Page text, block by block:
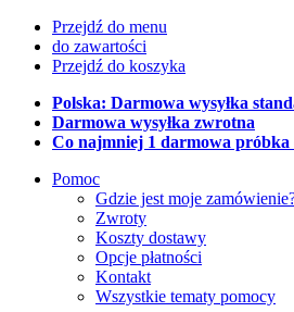
Przejdź do menu
do zawartości
Przejdź do koszyka
Polska: Darmowa wysyłka
Darmowa wysyłka zwrotna
Co najmniej 1 darmowa próbka
Pomoc
Gdzie jest moje
Zwroty
Koszty dostawy
Opcje płatności
Kontakt
Wszystkie tematy pomocy